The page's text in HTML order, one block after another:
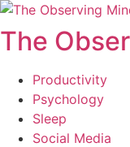
Skip
to
content
The
Productivity
Psychology
Sleep
Social Media